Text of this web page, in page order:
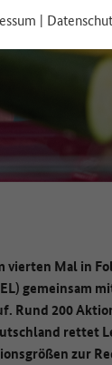
|
vierten Mal in
gemeinsam
Rund 200
rettet
zur